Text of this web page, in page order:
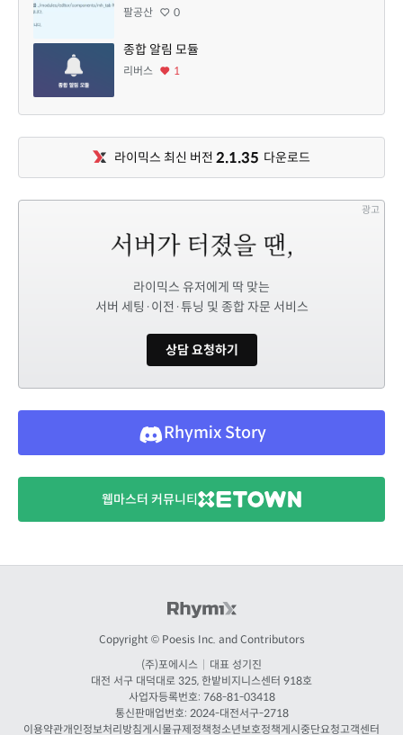
팔공산 0
종합 알림 모듈
리버스 1
라이믹스 최신 버전 2.1.35 다운로드
광고
라이믹스 유저에게 딱 맞는
서버 세팅·이전·튜닝 및 종합 자문 서비스
상담 요청하기
Rhymix Story
웹마스터 커뮤니티
Copyright © Poesis Inc. and Contributors
(주)포에시스
대표 성기진
대전 서구 대덕대로 325, 한밭비지니스센터 918호
사업자등록번호: 768-81-03418
통신판매업번호: 2024-대전서구-2718
이용약관개인정보처리방침게시물규제정책청소년보호정책게시중단요청고객센터